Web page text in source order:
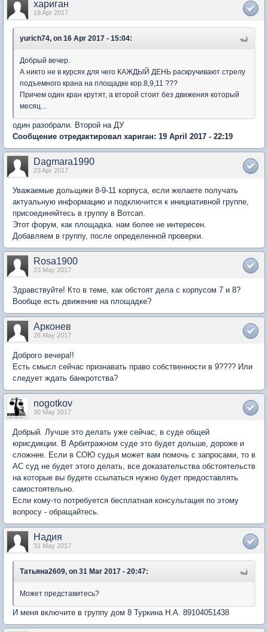
хариган
19 Apr 2017
yurich74, on 16 Apr 2017 - 15:04:
Добрый вечер.
А никто не в курсях для чего КАЖДЫЙ ДЕНЬ раскручивают стрелу
подъемного крана на площадке кор.8,9,11 ???
Причем один кран крутят, а второй стоит без движения который
месяц...
один разобрали. Второй на ДУ
Сообщение отредактировал хариган: 19 April 2017 - 22:19
Dagmara1990
23 Apr 2017
Уважаемые дольщики 8-9-11 корпуса, если желаете получать
актуальную информацию и подключится к инициативной группе,
присоединяйтесь в группу в Вотсап.
Этот форум, как площадка. нам более не интересен.
Добавляем в группу, после определенной проверки.
Rosa1900
23 May 2017
Здравствуйте! Кто в теме, как обстоят дела с корпусом 7 и 8?
Вообще есть движение на площадке?
Арконев
28 May 2017
Доброго вечера!!
Есть смысл сейчас признавать право собственности в 9???? Или
следует ждать банкротства?
nogotkov
30 May 2017
Добрый. Лучше это делать уже сейчас, в суде общей
юрисдикции. В Арбитражном суде это будет дольше, дороже и
сложнее. Если в СОЮ судья может вам помочь с запросами, то в
АС суд не будет этого делать, все доказательства обстоятельств
на которые вы будете ссылаться нужно будет предоставлять
самостоятельно.
Если кому-то потребуется бесплатная консультация по этому
вопросу - обращайтесь.
Надия
31 May 2017
Татьяна2609, on 31 Mar 2017 - 20:47:
Может представитесь?
И меня включите в группу дом 8 Туркина Н.А. 89104051438